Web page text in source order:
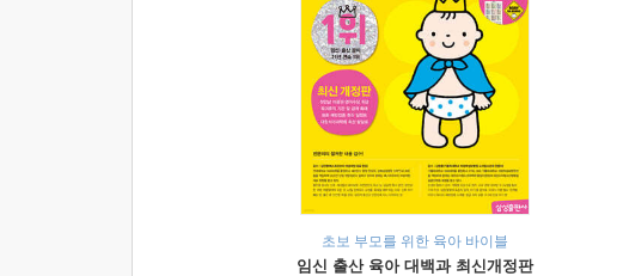
초보 부모를 위한 육아 바이블
임신 출산 육아 대백과 최신개정판